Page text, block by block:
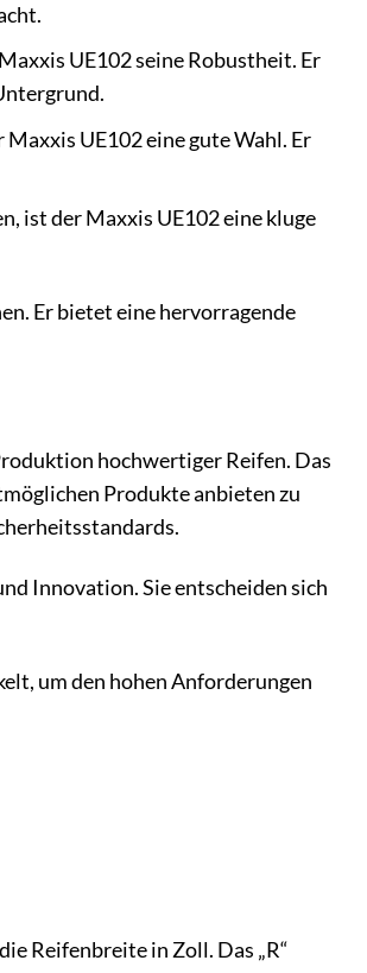
UE102 seine Robustheit. Er
UE102 eine gute Wahl. Er
ist der Maxxis UE102 eine kluge
Er bietet eine hervorragende
hochwertiger Reifen. Das
Produkte anbieten zu
Innovation. Sie entscheiden sich
um den hohen Anforderungen
Reifenbreite in Zoll. Das „R“